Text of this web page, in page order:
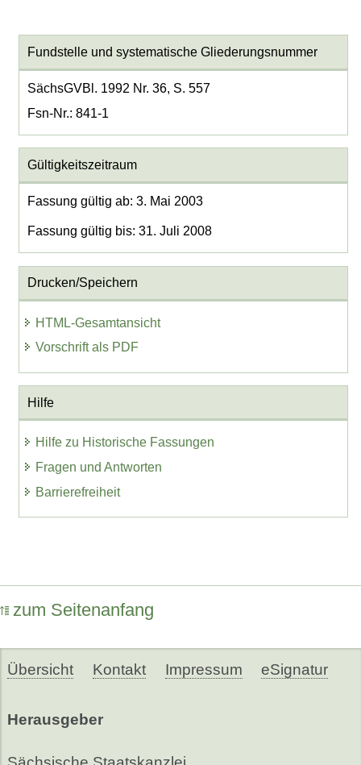
Fundstelle und systematische Gliederungsnummer
SächsGVBl. 1992 Nr. 36, S. 557
Fsn-Nr.: 841-1
Gültigkeitszeitraum
Fassung gültig ab: 3. Mai 2003
Fassung gültig bis: 31. Juli 2008
Drucken/Speichern
HTML-Gesamtansicht
Vorschrift als PDF
Hilfe
Hilfe zu Historische Fassungen
Fragen und Antworten
Barrierefreiheit
zum Seitenanfang
Übersicht Kontakt Impressum eSignatur
Herausgeber